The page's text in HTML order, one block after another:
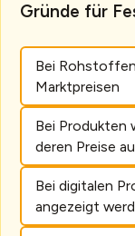
Gründe für
Bei
Marktpreisen
Bei Produkten
deren Preise
Bei digitalen
angezeigt